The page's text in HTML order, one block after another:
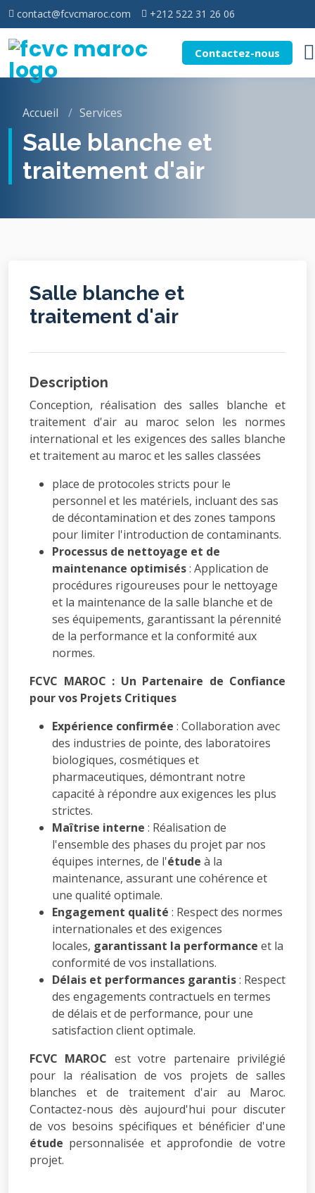
contact@fcvcmaroc.com +212 522 31 26 06
Contactez-nous
Accueil Services
Salle blanche et
traitement d'air
Salle blanche et
traitement d'air
Description
Conception, réalisation des salles blanche et
traitement d'air au maroc selon les normes
international et les exigences des salles blanche
et traitement au maroc et les salles classées
place de protocoles stricts pour le
personnel et les matériels, incluant des sas
de décontamination et des zones tampons
pour limiter l'introduction de contaminants.
Processus de nettoyage et de
maintenance optimisés: Application de
procédures rigoureuses pour le nettoyage
et la maintenance de la salle blanche et de
ses équipements, garantissant la pérennité
de la performance et la conformité aux
normes.
FCVC MAROC : Un Partenaire de Confiance
pour vos Projets Critiques
Expérience confirmée : Collaboration avec
des industries de pointe, des laboratoires
biologiques, cosmétiques et
pharmaceutiques, démontrant notre
capacité à répondre aux exigences les plus
strictes.
Maîtrise interne : Réalisation de
l'ensemble des phases du projet par nos
équipes internes, de l'étude à la
maintenance, assurant une cohérence et
une qualité optimale.
Engagement qualité : Respect des normes
internationales et des exigences
locales, garantissant la performance et la
conformité de vos installations.
Délais et performances garantis: Respect
des engagements contractuels en termes
de délais et de performance, pour une
satisfaction client optimale.
FCVC MAROC est votre partenaire privilégié
pour la réalisation de vos projets de salles
blanches et de traitement d'air au Maroc.
Contactez-nous dès aujourd'hui pour discuter
de vos besoins spécifiques et bénéficier d'une
étude personnalisée et approfondie de votre
projet.